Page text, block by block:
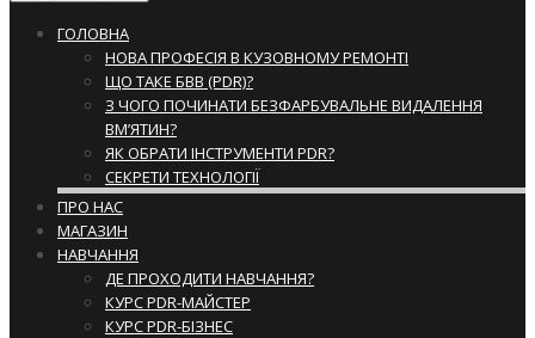
ГОЛОВНА
НОВА ПРОФЕСІЯ В КУЗОВНОМУ РЕМОНТІ
ЩО ТАКЕ БВВ (PDR)?
З ЧОГО ПОЧИНАТИ БЕЗФАРБУВАЛЬНЕ ВИДАЛЕННЯ
ВМ’ЯТИН?
ЯК ОБРАТИ ІНСТРУМЕНТИ PDR?
СЕКРЕТИ ТЕХНОЛОГІЇ
ПРО НАС
МАГАЗИН
НАВЧАННЯ
ДЕ ПРОХОДИТИ НАВЧАННЯ?
КУРС PDR-МАЙСТЕР
КУРС PDR-БІЗНЕС